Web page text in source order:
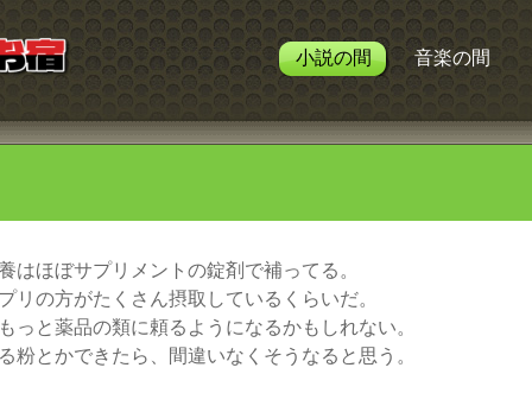
小説の間 音楽の間
はほぼサプリメントの錠剤で補ってる。
リの方がたくさん摂取しているくらいだ。
っと薬品の類に頼るようになるかもしれない。
粉とかできたら、間違いなくそうなると思う。